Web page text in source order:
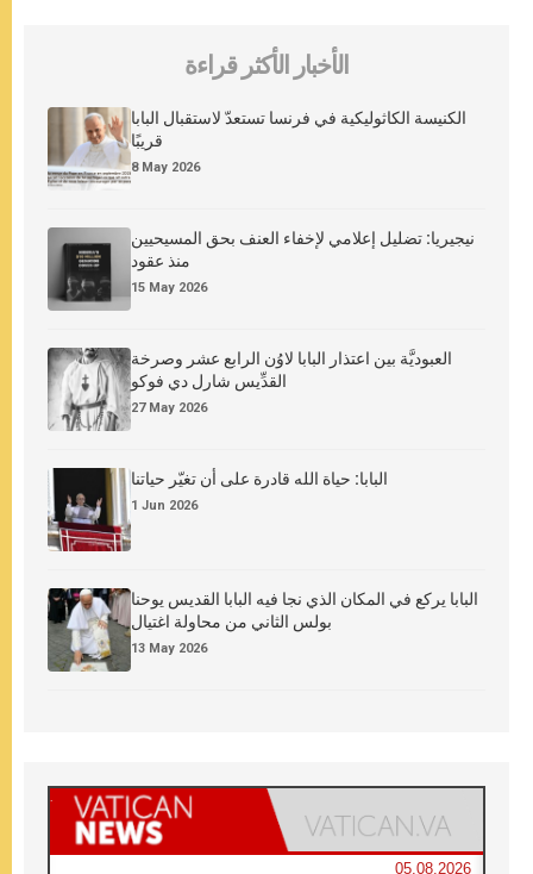
الأخبار الأكثر قراءة
الكنيسة الكاثوليكية في فرنسا تستعدّ لاستقبال البابا
قريبًا
8 May 2026
نيجيريا: تضليل إعلامي لإخفاء العنف بحق المسيحيين
منذ عقود
15 May 2026
العبوديَّة بين اعتذار البابا لاوُن الرابع عشر وصرخة
القدِّيس شارل دي فوكو
27 May 2026
البابا: حياة الله قادرة على أن تغيّر حياتنا
1 Jun 2026
البابا يركع في المكان الذي نجا فيه البابا القديس يوحنا
بولس الثاني من محاولة اغتيال
13 May 2026
05.08.2026